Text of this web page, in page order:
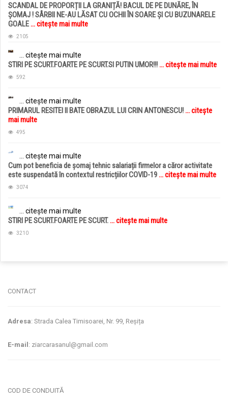
SCANDAL DE PROPORȚII LA GRANIȚĂ! BACUL DE PE DUNĂRE, ÎN
ȘOMAJ ! SÂRBII NE-AU LĂSAT CU OCHII ÎN SOARE ȘI CU BUZUNARELE
GOALE... citește mai multe
2105
... citește mai multe
STIRI PE SCURT.FOARTE PE SCURT.SI PUTIN UMOR!!!... citește mai multe
592
... citește mai multe
PRIMARUL RESITEI II BATE OBRAZUL LUI CRIN ANTONESCU!... citește
mai multe
495
... citește mai multe
Cum pot beneficia de șomaj tehnic salariații firmelor a căror activitate
este suspendată în contextul restricțiilor COVID-19... citește mai multe
3074
... citește mai multe
STIRI PE SCURT.FOARTE PE SCURT.... citește mai multe
3210
CONTACT
Adresa: Strada Calea Timisoarei, Nr. 99, Reșița
E-mail : ziarcarasanul@gmail.com
COD DE CONDUITĂ